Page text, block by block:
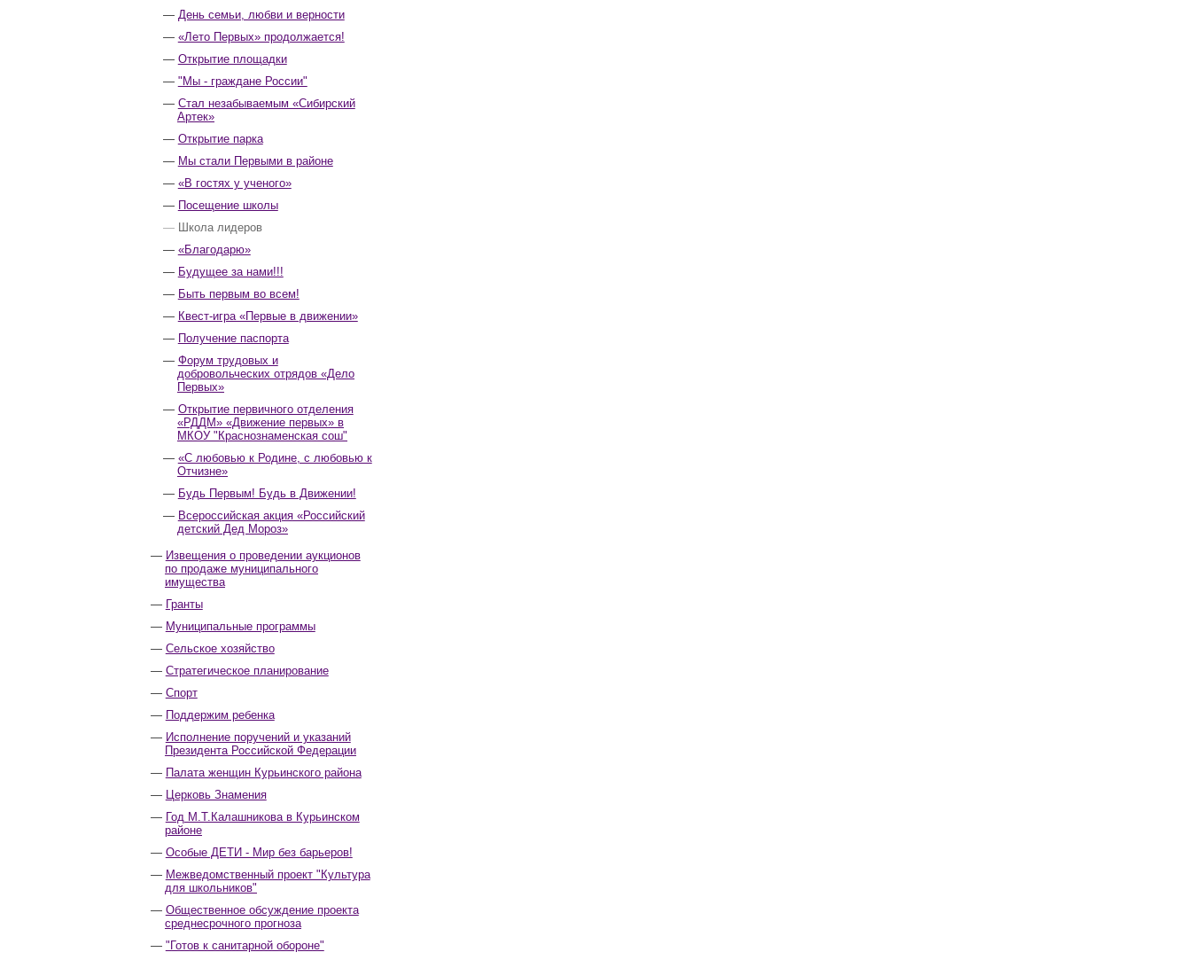
День семьи, любви и верности
«Лето Первых» продолжается!
Открытие площадки
"Мы - граждане России"
Стал незабываемым «Сибирский
Артек»
Открытие парка
Мы стали Первыми в районе
«В гостях у ученого»
Посещение школы
Школа лидеров
«Благодарю»
Будущее за нами!!!
Быть первым во всем!
Квест-игра «Первые в движении»
Получение паспорта
Форум трудовых и
добровольческих отрядов «Дело
Первых»
Открытие первичного отделения
«РДДМ» «Движение первых» в
МКОУ "Краснознаменская сош"
«С любовью к Родине, с любовью к
Отчизне»
Будь Первым! Будь в Движении!
Всероссийская акция «Российский
детский Дед Мороз»
Извещения о проведении аукционов
по продаже муниципального
имущества
Гранты
Муниципальные программы
Сельское хозяйство
Стратегическое планирование
Спорт
Поддержим ребенка
Исполнение поручений и указаний
Президента Российской Федерации
Палата женщин Курьинского района
Церковь Знамения
Год М.Т.Калашникова в Курьинском
районе
Особые ДЕТИ - Мир без барьеров!
Межведомственный проект "Культура
для школьников"
Общественное обсуждение проекта
среднесрочного прогноза
"Готов к санитарной обороне"